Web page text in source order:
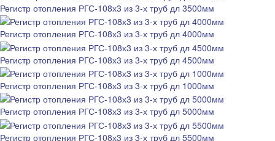
Регистр отопления РГС-108х3 из 3-х труб дл 3500мм
Регистр отопления РГС-108х3 из 3-х труб дл 4000мм
Регистр отопления РГС-108х3 из 3-х труб дл 4500мм
Регистр отопления РГС-108х3 из 3-х труб дл 1000мм
Регистр отопления РГС-108х3 из 3-х труб дл 5000мм
Регистр отопления РГС-108х3 из 3-х труб дл 5500мм